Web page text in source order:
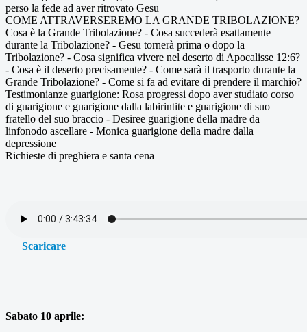
perso la fede ad aver ritrovato Gesu
COME ATTRAVERSEREMO LA GRANDE TRIBOLAZIONE?
Cosa è la Grande Tribolazione? - Cosa succederà esattamente
durante la Tribolazione? - Gesu tornerà prima o dopo la
Tribolazione? - Cosa significa vivere nel deserto di Apocalisse 12:6?
- Cosa è il deserto precisamente? - Come sarà il trasporto durante la
Grande Tribolazione? - Come si fa ad evitare di prendere il marchio?
Testimonianze guarigione: Rosa progressi dopo aver studiato corso
di guarigione e guarigione dalla labirintite e guarigione di suo
fratello del suo braccio - Desiree guarigione della madre da
linfonodo ascellare - Monica guarigione della madre dalla
depressione
Richieste di preghiera e santa cena
Scaricare
Sabato 10 aprile: